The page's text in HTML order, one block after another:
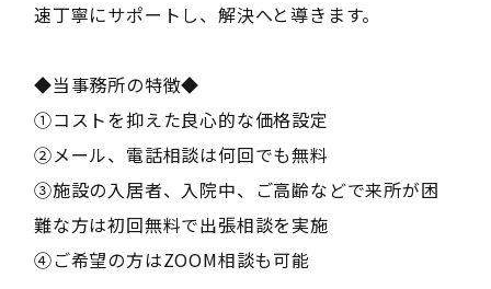
速丁寧にサポートし、解決へと導きます。
◆当事務所の特徴◆
①コストを抑えた良心的な価格設定
②メール、電話相談は何回でも無料
③施設の入居者、入院中、ご高齢などで来所が困
難な方は初回無料で出張相談を実施
④ご希望の方はZOOM相談も可能